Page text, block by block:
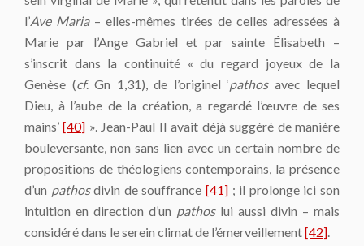
l’Ave Maria– elles-mêmes tirées de celles adressées à
Marie par l’Ange Gabriel et par sainte Élisabeth –
s’inscrit dans la continuité « du regard joyeux de la
Genèse (cf. Gn 1,31), de l’originel ‘pathos avec lequel
Dieu, à l’aube de la création, a regardé l’œuvre de ses
mains’[40] ». Jean-Paul II avait déjà suggéré de manière
bouleversante, non sans lien avec un certain nombre de
propositions de théologiens contemporains, la présence
d’un pathosdivin de souffrance[41] ; il prolonge ici son
intuition en direction d’un pathoslui aussi divin – mais
considéré dans le serein climat de l’émerveillement[42].